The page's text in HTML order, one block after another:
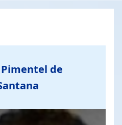
de